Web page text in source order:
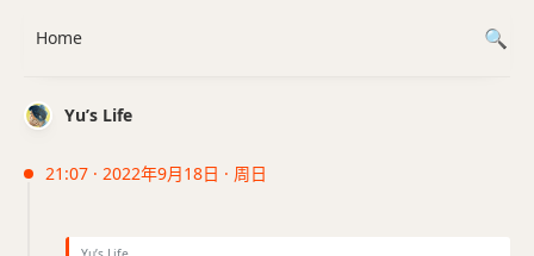
Yu’s Life
21:07 · 2022年9月18日 · 周日
Home